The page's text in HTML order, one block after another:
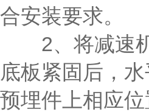
合安装要求。
2、将减速机
底板紧固后，
预埋件上相应